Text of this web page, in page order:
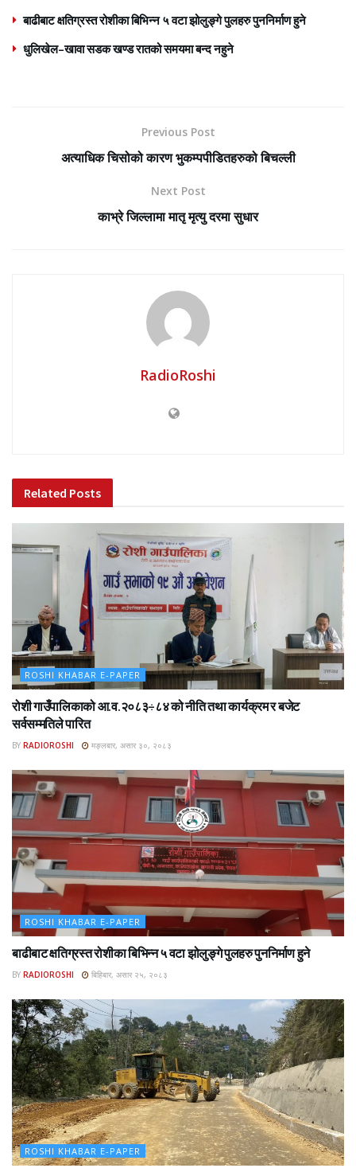
बाढीबाट क्षतिग्रस्त रोशीका बिभिन्न ५ वटा झोलुङ्गे पुलहरु पुननिर्माण हुने
धुलिखेल–खावा सडक खण्ड रातको समयमा बन्द नहुने
Previous Post
अत्याधिक चिसोको कारण भुकम्पपीडितहरुको बिचल्ली
Next Post
काभ्रे जिल्लामा मातृ मृत्यु दरमा सुधार
RadioRoshi
Related Posts
ROSHI KHABAR E-PAPER
रोशी गाउँपालिकाको आ.व.२०८३÷८४ को नीति तथा कार्यक्रम र बजेट
सर्वसम्मतिले पारित
BY RADIOROSHI मङ्लबार, असार ३०, २०८३
ROSHI KHABAR E-PAPER
बाढीबाट क्षतिग्रस्त रोशीका बिभिन्न ५ वटा झोलुङ्गे पुलहरु पुननिर्माण हुने
BY RADIOROSHI बिहिबार, असार २५, २०८३
ROSHI KHABAR E-PAPER